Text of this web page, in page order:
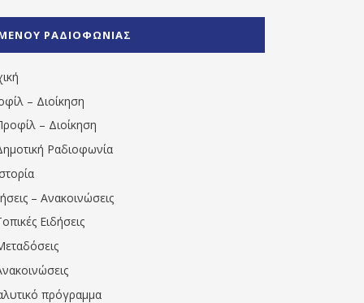
1531194763766854/" artist="" ]
ΡΑΔΙΟΦΩΝΙΑΣ
– Διοίκηση
– Διοίκηση
Ραδιοφωνία
– Ανακοινώσεις
Ειδήσεις
πρόγραμμα